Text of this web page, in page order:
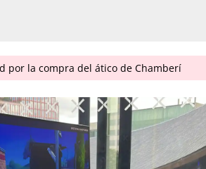
por la compra del ático de Chamberí